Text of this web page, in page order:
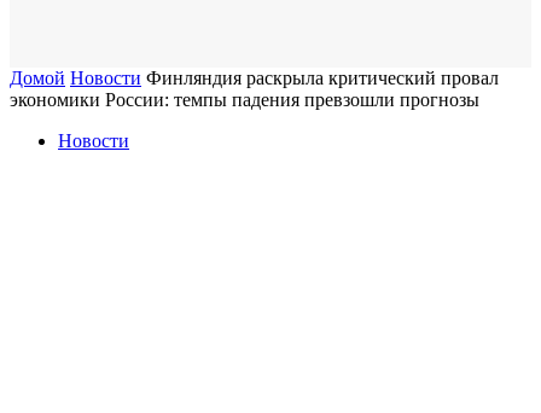
Домой Новости Финляндия раскрыла критический провал
экономики России: темпы падения превзошли прогнозы
Новости